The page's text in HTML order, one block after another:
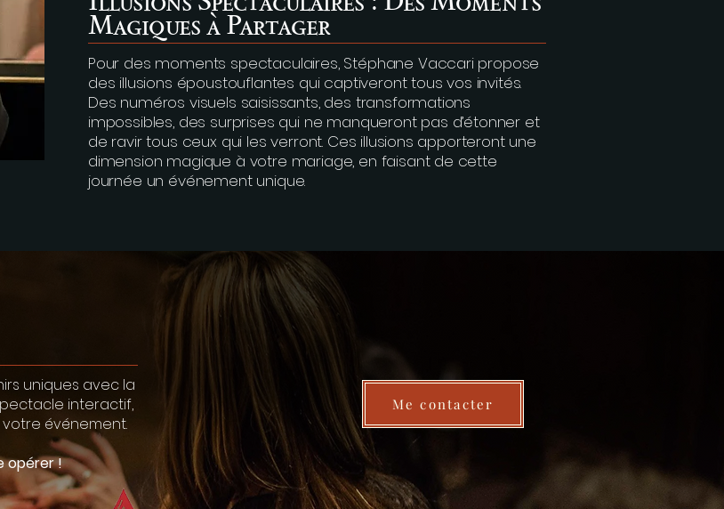
Magiques à Partager
Pour des moments spectaculaires, Stéphane Vaccari propose
des illusions époustouflantes qui captiveront tous vos invités.
Des numéros visuels saisissants, des transformations
impossibles, des surprises qui ne manqueront pas d’étonner et
de ravir tous ceux qui les verront. Ces illusions apporteront une
dimension magique à votre mariage, en faisant de cette
journée un événement unique.
uniques avec la
interactif,
événement.
opérer !
Me contacter